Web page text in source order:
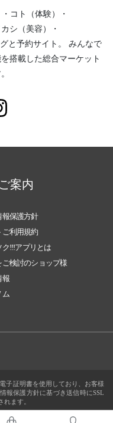
・ コト（体験）
・
シ（美容）
・
と予約サイト。
みんなで
を搭載した総合マーケット
案内
報保護方針
ご利用規約
ク!!!アプリとは
ご検討のショップ様
報
ム
子証明書を使用しており、お客様
報保護方針に基づき送信時にSSL
れます。